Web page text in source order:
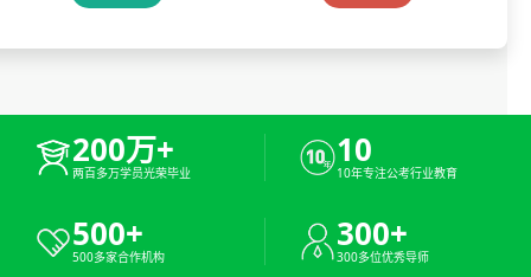
200万+
两百多万学员光荣毕业
10
10年专注公考行业教育
500+
500多家合作机构
300+
300多位优秀导师